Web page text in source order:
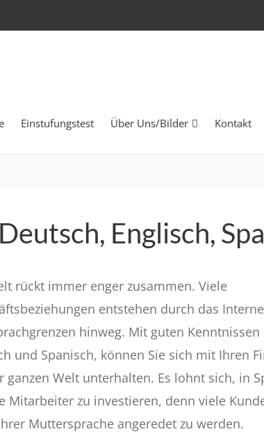
Einstufungstest Über Uns/Bilder Kontakt
Englisch,
rückt immer enger zusammen. Viele
entstehen durch das
hinweg. Mit guten Kenntnissen
und Spanisch, können Sie sich mit Ihren
ganzen Welt unterhalten. Es lohnt sich, in
Mitarbeiter zu investieren, denn viele
Muttersprache angeredet zu werden.